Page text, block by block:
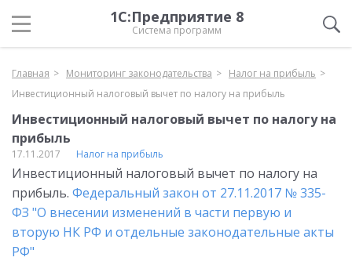
1С:Предприятие 8
Система программ
Главная Мониторинг законодательства
Налог на прибыль
Инвестиционный налоговый вычет по налогу на прибыль
Инвестиционный налоговый вычет по налогу на
прибыль
17.11.2017 Налог на прибыль
Инвестиционный налоговый вычет по налогу на
прибыль. Федеральный закон от 27.11.2017 № 335-
ФЗ "О внесении изменений в части первую и
вторую НК РФ и отдельные законодательные акты
РФ"